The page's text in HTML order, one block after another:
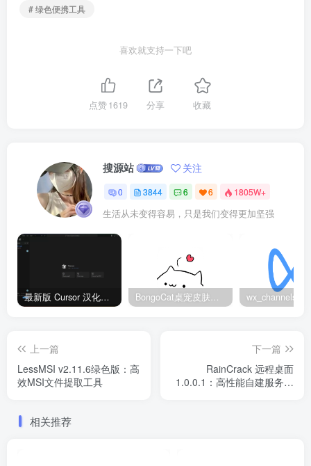
# 绿色便携工具
喜欢就支持一下吧
点赞1619 分享 收藏
搜源站 关注
0 3844 6 6 1805W+
生活从未变得容易，只是我们变得更加坚强
最新版 Cursor 汉化设置中文教程（两种简单方法，附中文语言包下载） BongoCat桌宠皮肤包大全：20款主题皮肤免费下载
上一篇
LessMSI v2.11.6绿色版：高
效MSI文件提取工具
下一篇
RainCrack 远程桌面
1.0.0.1：高性能自建服务器
相关推荐